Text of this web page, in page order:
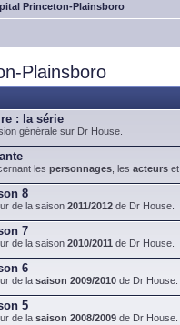
Princeton-Plainsboro
Plainsboro
: la série
générale sur Dr House.
les personnages , les acteurs et
8
de la saison 2011/2012 de Dr House.
7
de la saison 2010/2011 de Dr House.
6
de la saison 2009/2010 de Dr House.
5
de la saison 2008/2009 de Dr House.